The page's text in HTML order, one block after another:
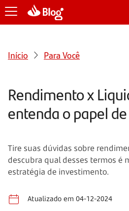
Início Para Você
Rendimento x
entenda o papel
Tire suas dúvidas sobre
descubra qual desses termos é
estratégia de investimento.
Atualizado em 04-12-2024